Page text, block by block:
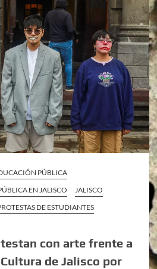
PÚBLICA
EN JALISCO
JALISCO
DE ESTUDIANTES
con arte frente a
de Jalisco por